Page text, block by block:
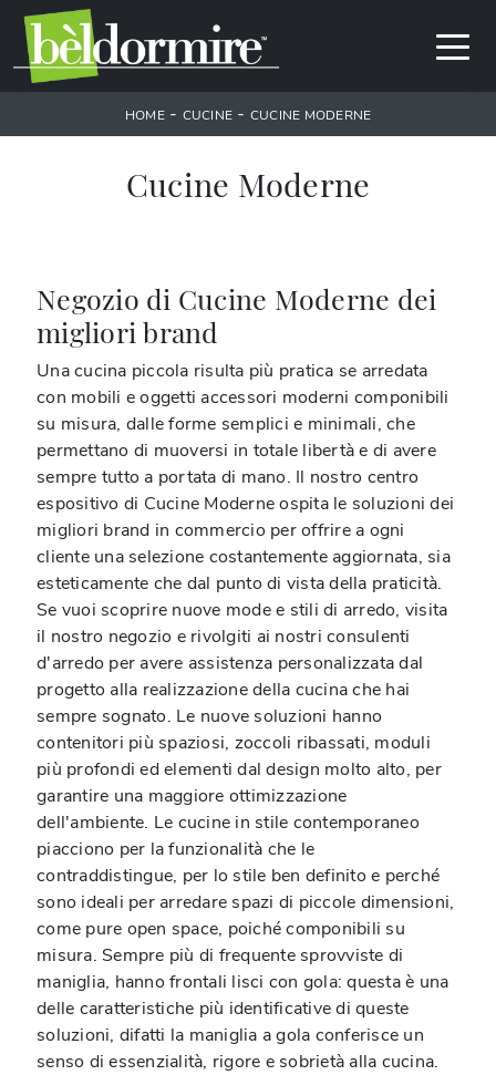
HOME- CUCINE - CUCINE MODERNE
Cucine Moderne
Negozio di Cucine Moderne dei
migliori brand
Una cucina piccola risulta più pratica se arredata
con mobili e oggetti accessori moderni componibili
su misura, dalle forme semplici e minimali, che
permettano di muoversi in totale libertà e di avere
sempre tutto a portata di mano. Il nostro centro
espositivo di Cucine Moderne ospita le soluzioni dei
migliori brand in commercio per offrire a ogni
cliente una selezione costantemente aggiornata, sia
esteticamente che dal punto di vista della praticità.
Se vuoi scoprire nuove mode e stili di arredo, visita
il nostro negozio e rivolgiti ai nostri consulenti
d'arredo per avere assistenza personalizzata dal
progetto alla realizzazione della cucina che hai
sempre sognato. Le nuove soluzioni hanno
contenitori più spaziosi, zoccoli ribassati, moduli
più profondi ed elementi dal design molto alto, per
garantire una maggiore ottimizzazione
dell'ambiente. Le cucine in stile contemporaneo
piacciono per la funzionalità che le
contraddistingue, per lo stile ben definito e perché
sono ideali per arredare spazi di piccole dimensioni,
come pure open space, poiché componibili su
misura. Sempre più di frequente sprovviste di
maniglia, hanno frontali lisci con gola: questa è una
delle caratteristiche più identificative di queste
soluzioni, difatti la maniglia a gola conferisce un
senso di essenzialità, rigore e sobrietà alla cucina.